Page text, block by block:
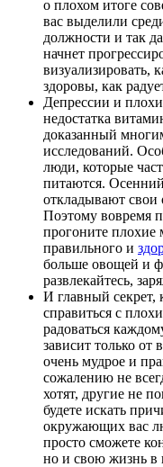
о плохом итоге
вас выделили
должности и так
начнет
визуализировать,
здоровы, как
Депрессии и
недостатка
доказанный
исследований.
люди, которые
питаются.
откладывают свои
Поэтому вовремя
прогоните
правильного и
больше овощей и
развлекайтесь,
И главный
справиться с
радоваться
зависит только от
очень мудрое и
сожалению не
хотят, другие не
будете искать
окружающих вас
просто сможете
но и свою жизнь в